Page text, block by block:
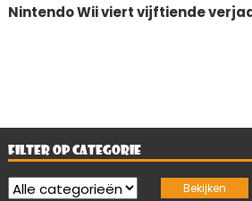
Nintendo Wii viert vijftiende
FILTER OP CATEGORIE